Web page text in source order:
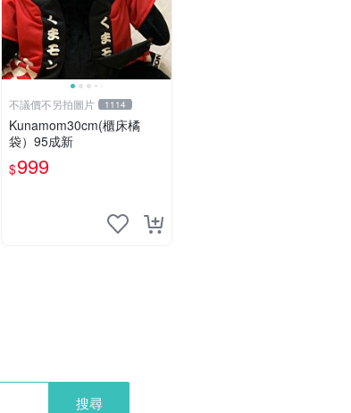
不議價不另拍圖片 1114
Kunamom30cm(櫃床橘
袋）95成新
$999
搜尋